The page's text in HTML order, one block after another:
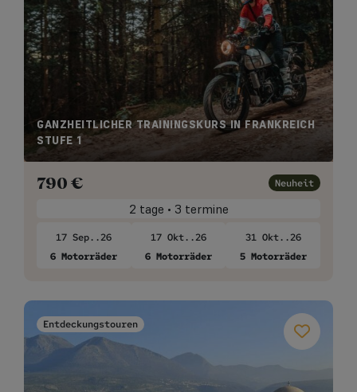
GANZHEITLICHER TRAININGSKURS IN FRANKREICH
STUFE 1
790 € Neuheit
2 tage • 3 termine
17 Sep..26
6 Motorräder
17 Okt..26
6 Motorräder
31 Okt..26
5 Motorräder
Entdeckungstouren